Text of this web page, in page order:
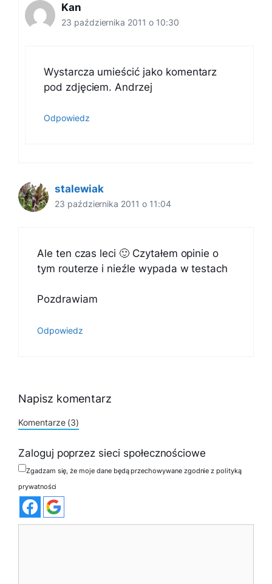
Kan
23 października 2011 o 10:30
Wystarcza umieścić jako komentarz
pod zdjęciem. Andrzej
Odpowiedz
stalewiak
23 października 2011 o 11:04
Ale ten czas leci 🙂 Czytałem opinie o
tym routerze i nieźle wypada w testach
Pozdrawiam
Odpowiedz
Napisz komentarz
Komentarze (3)
Zaloguj poprzez sieci społecznościowe
Zgadzam się, że moje dane będą przechowywane zgodnie z polityką
prywatności